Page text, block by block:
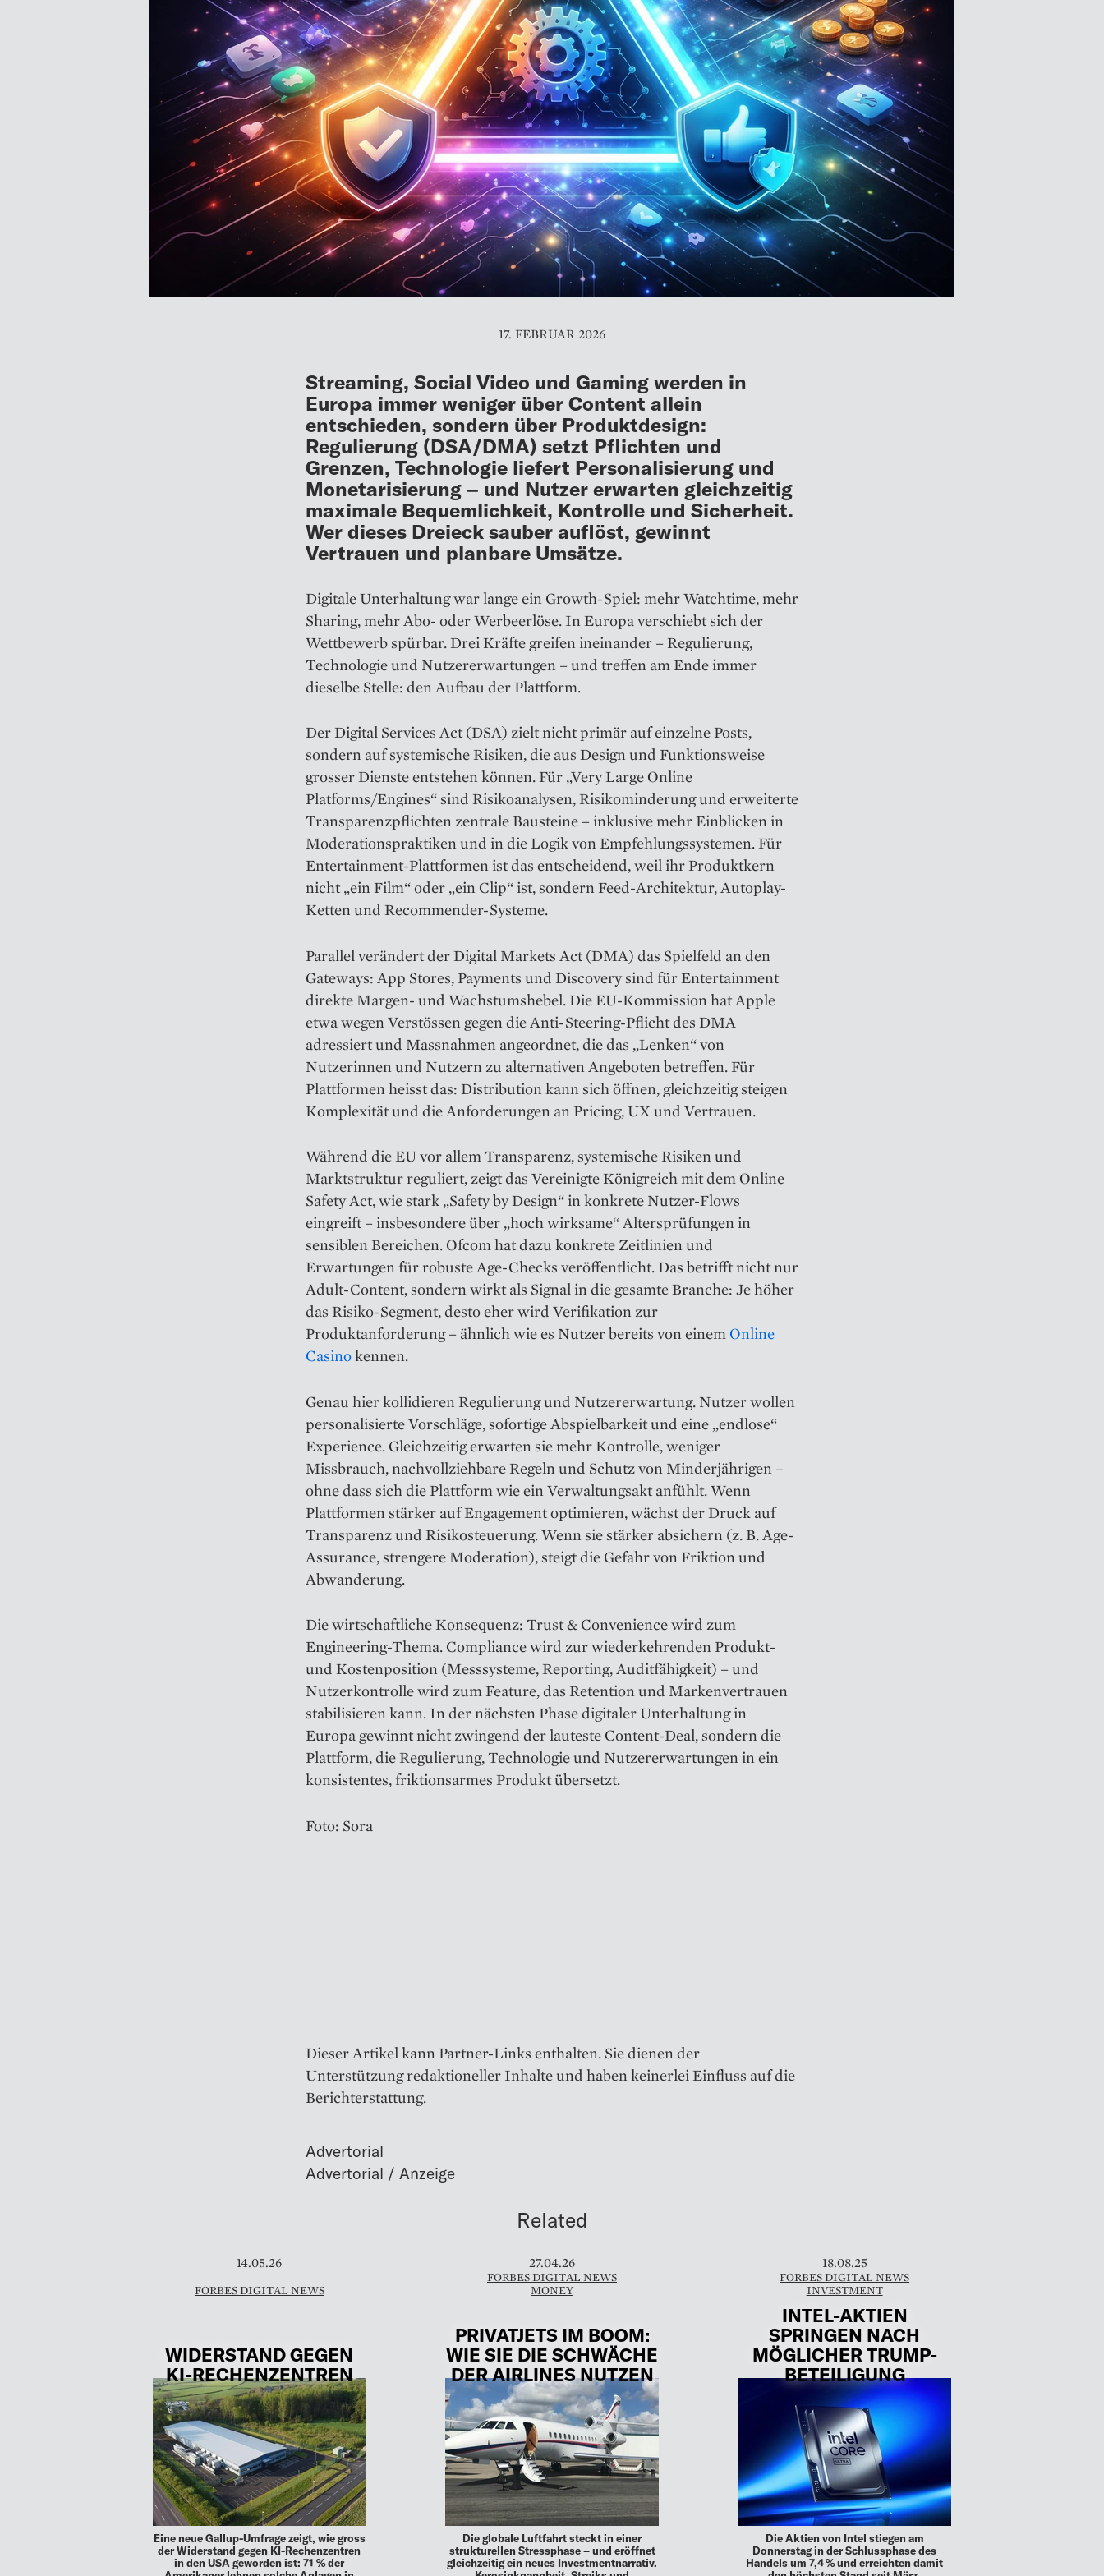
17. FEBRUAR 2026
Streaming, Social Video und Gaming werden in
Europa immer weniger über Content allein
entschieden, sondern über Produktdesign:
Regulierung (DSA/DMA) setzt Pflichten und
Grenzen, Technologie liefert Personalisierung und
Monetarisierung – und Nutzer erwarten gleichzeitig
maximale Bequemlichkeit, Kontrolle und Sicherheit.
Wer dieses Dreieck sauber auflöst, gewinnt
Vertrauen und planbare Umsätze.
Digitale Unterhaltung war lange ein Growth-Spiel: mehr Watchtime, mehr
Sharing, mehr Abo- oder Werbeerlöse. In Europa verschiebt sich der
Wettbewerb spürbar. Drei Kräfte greifen ineinander – Regulierung,
Technologie und Nutzererwartungen – und treffen am Ende immer
dieselbe Stelle: den Aufbau der Plattform.
Der Digital Services Act (DSA) zielt nicht primär auf einzelne Posts,
sondern auf systemische Risiken, die aus Design und Funktionsweise
grosser Dienste entstehen können. Für „Very Large Online
Platforms/Engines“ sind Risikoanalysen, Risikominderung und erweiterte
Transparenzpflichten zentrale Bausteine – inklusive mehr Einblicken in
Moderationspraktiken und in die Logik von Empfehlungssystemen. Für
Entertainment-Plattformen ist das entscheidend, weil ihr Produktkern
nicht „ein Film“ oder „ein Clip“ ist, sondern Feed-Architektur, Autoplay-
Ketten und Recommender-Systeme.
Parallel verändert der Digital Markets Act (DMA) das Spielfeld an den
Gateways: App Stores, Payments und Discovery sind für Entertainment
direkte Margen- und Wachstumshebel. Die EU-Kommission hat Apple
etwa wegen Verstössen gegen die Anti-Steering-Pflicht des DMA
adressiert und Massnahmen angeordnet, die das „Lenken“ von
Nutzerinnen und Nutzern zu alternativen Angeboten betreffen. Für
Plattformen heisst das: Distribution kann sich öffnen, gleichzeitig steigen
Komplexität und die Anforderungen an Pricing, UX und Vertrauen.
Während die EU vor allem Transparenz, systemische Risiken und
Marktstruktur reguliert, zeigt das Vereinigte Königreich mit dem Online
Safety Act, wie stark „Safety by Design“ in konkrete Nutzer-Flows
eingreift – insbesondere über „hoch wirksame“ Altersprüfungen in
sensiblen Bereichen. Ofcom hat dazu konkrete Zeitlinien und
Erwartungen für robuste Age-Checks veröffentlicht. Das betrifft nicht nur
Adult-Content, sondern wirkt als Signal in die gesamte Branche: Je höher
das Risiko-Segment, desto eher wird Verifikation zur
Produktanforderung – ähnlich wie es Nutzer bereits von einem Online
Casinokennen.
Genau hier kollidieren Regulierung und Nutzererwartung. Nutzer wollen
personalisierte Vorschläge, sofortige Abspielbarkeit und eine „endlose“
Experience. Gleichzeitig erwarten sie mehr Kontrolle, weniger
Missbrauch, nachvollziehbare Regeln und Schutz von Minderjährigen –
ohne dass sich die Plattform wie ein Verwaltungsakt anfühlt. Wenn
Plattformen stärker auf Engagement optimieren, wächst der Druck auf
Transparenz und Risikosteuerung. Wenn sie stärker absichern (z. B. Age-
Assurance, strengere Moderation), steigt die Gefahr von Friktion und
Abwanderung.
Die wirtschaftliche Konsequenz: Trust & Convenience wird zum
Engineering-Thema. Compliance wird zur wiederkehrenden Produkt-
und Kostenposition (Messsysteme, Reporting, Auditfähigkeit) – und
Nutzerkontrolle wird zum Feature, das Retention und Markenvertrauen
stabilisieren kann. In der nächsten Phase digitaler Unterhaltung in
Europa gewinnt nicht zwingend der lauteste Content-Deal, sondern die
Plattform, die Regulierung, Technologie und Nutzererwartungen in ein
konsistentes, friktionsarmes Produkt übersetzt.
Foto: Sora
Dieser Artikel kann Partner-Links enthalten. Sie dienen der
Unterstützung redaktioneller Inhalte und haben keinerlei Einfluss auf die
Berichterstattung.
Advertorial
Related
14.05.26
FORBES DIGITAL NEWS
WIDERSTAND GEGEN
KI-RECHENZENTREN
Eine neue Gallup-Umfrage zeigt, wie gross
der Widerstand gegen KI-Rechenzentren
in den USA geworden ist: 71 % der
27.04.26
FORBES DIGITAL NEWS
MONEY
PRIVATJETS IM BOOM:
WIE SIE DIE SCHWÄCHE
DER AIRLINES NUTZEN
Die globale Luftfahrt steckt in einer
strukturellen Stressphase – und eröffnet
gleichzeitig ein neues Investmentnarrativ.
18.08.25
FORBES DIGITAL NEWS
INVESTMENT
INTEL-AKTIEN
SPRINGEN NACH
MÖGLICHER TRUMP-
BETEILIGUNG
Die Aktien von Intel stiegen am
Donnerstag in der Schlussphase des
Handels um 7,4 % und erreichten damit